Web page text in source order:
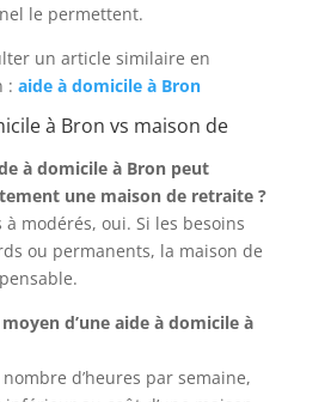
le permettent.
un article similaire en
: aide à domicile à Bron
à Bron vs maison de
à domicile à Bron peut
une maison de retraite ?
à modérés, oui. Si les besoins
ou permanents, la maison de
d’une aide à domicile à
d’heures par semaine,